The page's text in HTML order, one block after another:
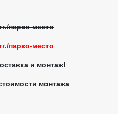
парко-место
парко-место
и монтаж!
монтажа